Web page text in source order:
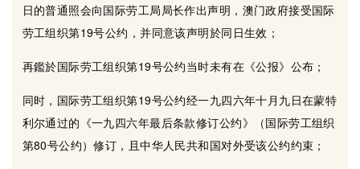
日的普通照会向国际劳工局局长作出声明，澳门政府接受国际
劳工组织第19号公约，并同意该声明於同日生效；
再鑑於国际劳工组织第19号公约当时未有在《公报》公布；
同时，国际劳工组织第19号公约经一九四六年十月九日在蒙特
利尔通过的《一九四六年最后条款修订公约》（国际劳工组织
第80号公约）修订，且中华人民共和国对外受该公约约束；